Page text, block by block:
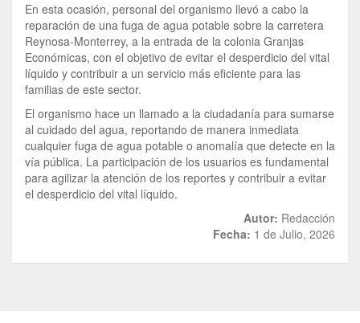
En esta ocasión, personal del organismo llevó a cabo la
reparación de una fuga de agua potable sobre la carretera
Reynosa-Monterrey, a la entrada de la colonia Granjas
Económicas, con el objetivo de evitar el desperdicio del vital
líquido y contribuir a un servicio más eficiente para las
familias de este sector.
El organismo hace un llamado a la ciudadanía para sumarse
al cuidado del agua, reportando de manera inmediata
cualquier fuga de agua potable o anomalía que detecte en la
vía pública. La participación de los usuarios es fundamental
para agilizar la atención de los reportes y contribuir a evitar
el desperdicio del vital líquido.
Autor: Redacción
Fecha: 1 de Julio, 2026